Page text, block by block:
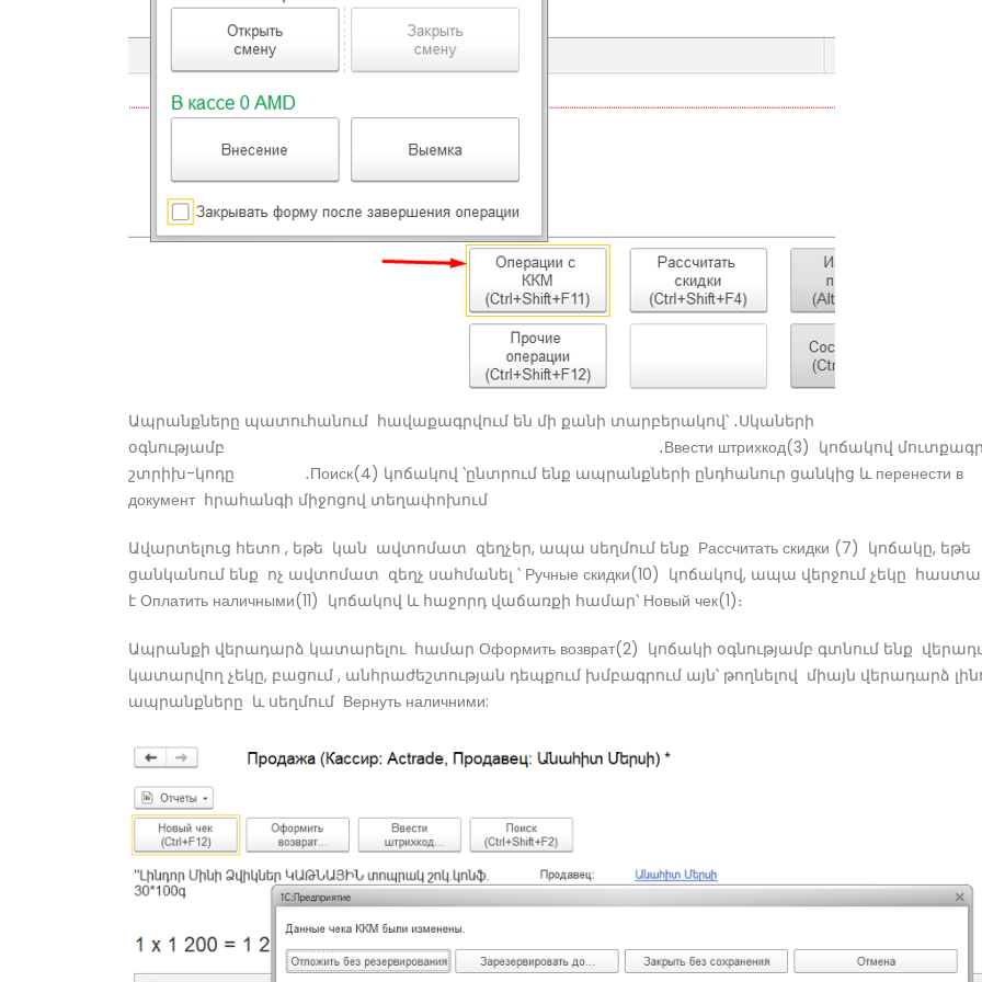
Ապրանքները պատուհանում հավաքագրվում են մի քանի տարբերակով՝ ․Սկաների
օգնությամբ ․Ввести штрихкод(3) կոճակով
շտրիխ-կոդը ․Поиск(4) կոճակով ՝ընտրում ենք ապրանքների ընդհանուր ցանկից և перенести в
документ հրահանգի միջոցով տեղափոխում
Ավարտելուց հետո , եթե կան ավտոմատ զեղչեր, ապա սեղմում ենք Рассчитать скидки (7) կոճակը, եթե
ցանկանում ենք ոչ ավտոմատ զեղչ սահմանել ՝ Ручные скидки(10) կոճակով, ապա վերջում չեկը
է Оплатить наличными(11) կոճակով և հաջորդ վաճառքի համար՝ Новый чек(1)։
Ապրանքի վերադարձ կատարելու համար Оформить возврат(2) կոճակի օգնությամբ գտնում ենք
կատարվող չեկը, բացում , անհրաժեշտության դեպքում խմբագրում այն՝ թողնելով միայն վերադարձ
ապրանքները և սեղմում Вернуть наличними: